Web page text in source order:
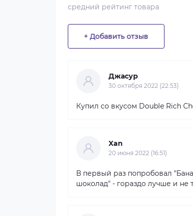
средний рейтинг товара
+ Добавить отзыв
Джасур
30 октября 2022 (22:53)
Купил со вкусом Double Rich
Xan
20 июня 2022 (16:51)
В первый раз попробовал
шоколад" - гораздо лучше и не